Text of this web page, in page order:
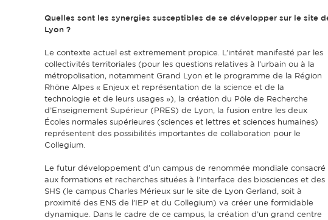
Quelles sont les synergies susceptibles de se développer sur le site
Lyon ?
Le contexte actuel est extrêmement propice. L’intérêt manifesté par les
collectivités territoriales (pour les questions relatives à l’urbain ou à la
métropolisation, notamment Grand Lyon et le programme de la Région
Rhône Alpes « Enjeux et représentation de la science et de la
technologie et de leurs usages »), la création du Pôle de Recherche
d’Enseignement Supérieur (PRES) de Lyon, la fusion entre les deux
Écoles normales supérieures (sciences et lettres et sciences humaines)
représentent des possibilités importantes de collaboration pour le
Collegium.
Le futur développement d’un campus de renommée mondiale consacré
aux formations et recherches situées à l’interface des biosciences et des
SHS (le campus Charles Mérieux sur le site de Lyon Gerland, soit à
proximité des ENS de l’IEP et du Collegium) va créer une formidable
dynamique. Dans le cadre de ce campus, la création d’un grand centre